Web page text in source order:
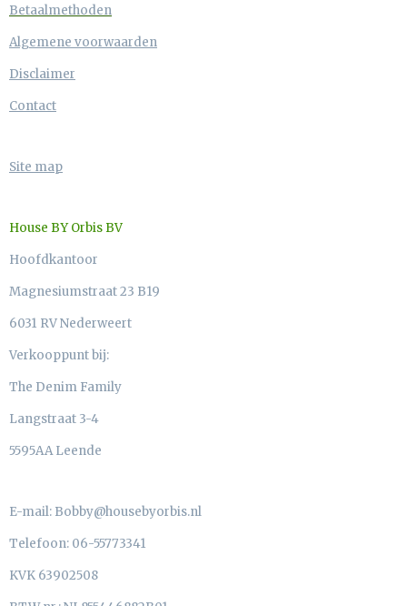
Betaalmethoden
Algemene voorwaarden
Disclaimer
Contact
Site map
House BY Orbis BV
Hoofdkantoor
Magnesiumstraat 23 B19
6031 RV Nederweert
Verkooppunt bij:
The Denim Family
Langstraat 3-4
5595AA Leende
E-mail: Bobby@housebyorbis.nl
Telefoon: 06-55773341
KVK 63902508